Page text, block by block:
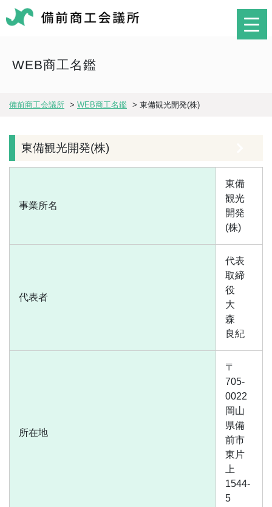
WEB商工名鑑
備前商工会議所 > WEB商工名鑑 > 東備観光開発(株)
東備観光開発(株)
事業所名
東備
観光
開発
(株)
代表者
代表
取締
役
大
森
良紀
所在地
〒
705-
0022
岡山
県備
前市
東片
上
1544-
5